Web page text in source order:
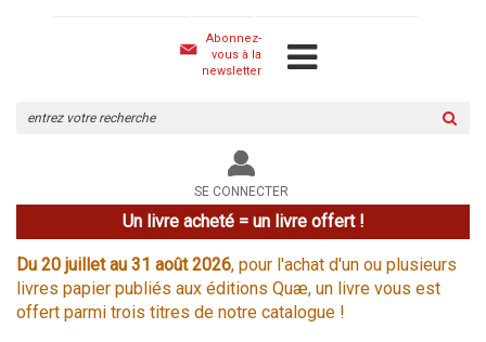
Abonnez-
vous à la
newsletter
le
site
SE CONNECTER
Un livre acheté = un livre offert !
Du 20 juillet au 31 août 2026, pour l'achat d'un ou plusieurs
livres papier publiés aux éditions Quæ, un livre vous est
offert parmi trois titres de notre catalogue !